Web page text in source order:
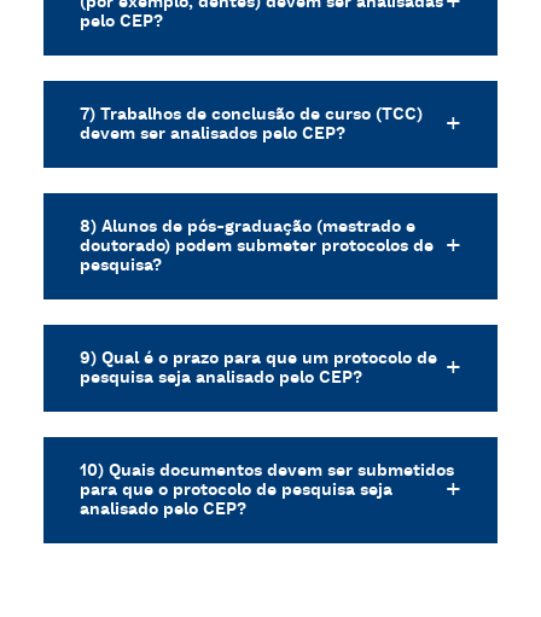
pelo CEP?
7) Trabalhos de conclusão de curso (TCC)
devem ser analisados pelo CEP?
8) Alunos de pós-graduação (mestrado e
doutorado) podem submeter protocolos de
pesquisa?
9) Qual é o prazo para que um protocolo de
pesquisa seja analisado pelo CEP?
10) Quais documentos devem ser submetidos
para que o protocolo de pesquisa seja
analisado pelo CEP?